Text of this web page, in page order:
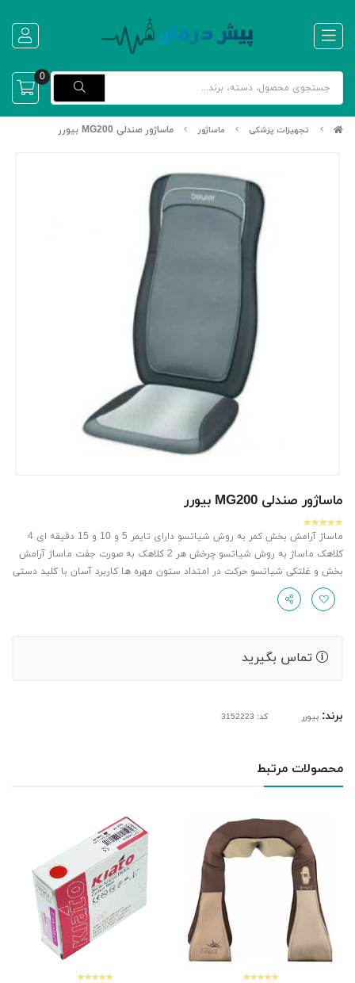
0
تجهیزات پزشکی ماساژور ماساژور صندلی MG200 بیورر
ماساژور صندلی MG200 بیورر
ماساژ آرامش بخش کمر به روش شیاتسو دارای تایمر 5 و 10 و 15 دقیقه ای 4
کلاهک ماساژ به روش شیاتسو چرخش هر 2 کلاهک به صورت جفت ماساژ آرامش
بخش و غلتکی شیاتسو حرکت در امتداد ستون مهره ها کاربرد آسان با کلید دستی
تماس بگیرید
برند: بیورر کد: 3152223
محصولات مرتبط